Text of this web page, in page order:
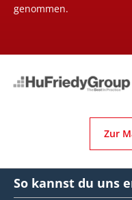
genommen.
Zur
So kannst du uns